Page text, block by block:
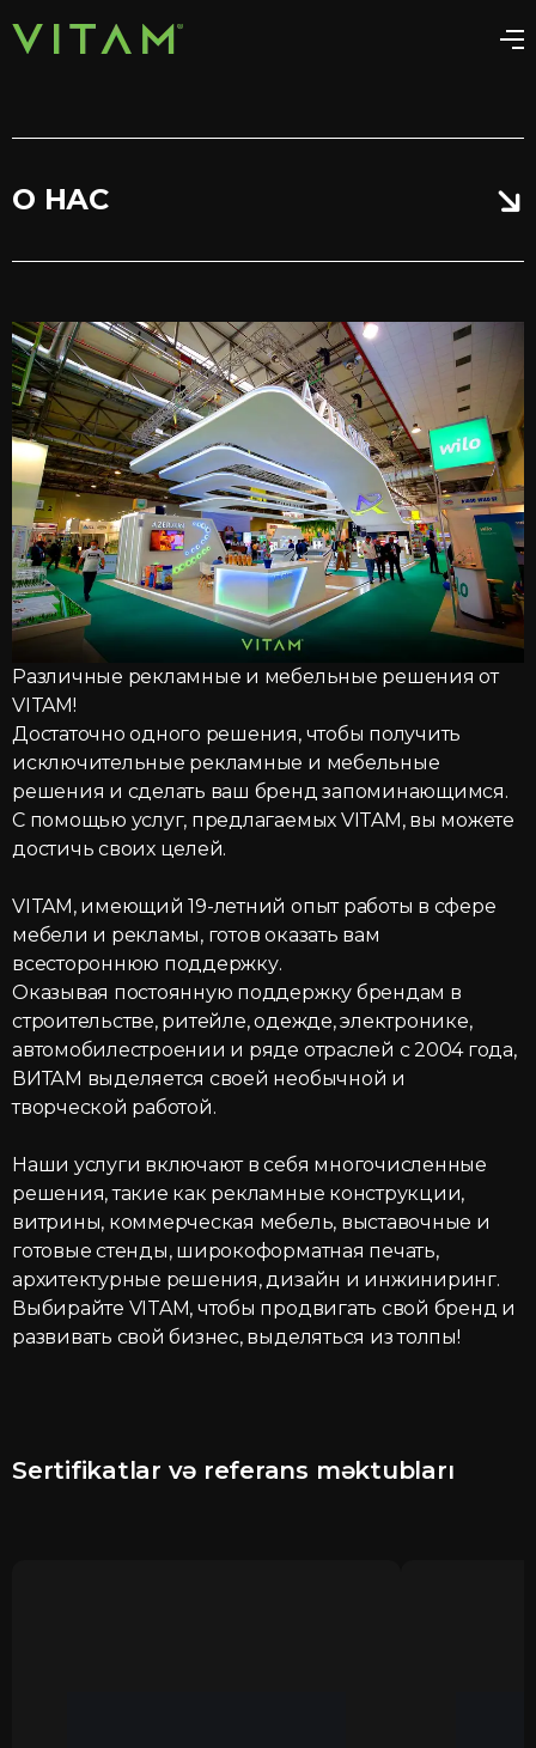
О НАС
Различные рекламные и мебельные решения от
VITAM!
Достаточно одного решения, чтобы получить
исключительные рекламные и мебельные
решения и сделать ваш бренд запоминающимся.
C помощью услуг, предлагаемых VITAM, вы можете
достичь своих целей.
VITAM, имеющий 19-летний опыт работы в сфере
мебели и рекламы, готов оказать вам
всестороннюю поддержку.
Оказывая постоянную поддержку брендам в
строительстве, ритейле, одежде, электронике,
автомобилестроении и ряде отраслей с 2004 года,
ВИТАМ выделяется своей необычной и
творческой работой.
Наши услуги включают в себя многочисленные
решения, такие как рекламные конструкции,
витрины, коммерческая мебель, выставочные и
готовые стенды, широкоформатная печать,
архитектурные решения, дизайн и инжиниринг.
Выбирайте VITAM, чтобы продвигать свой бренд и
развивать свой бизнес, выделяться из толпы!
Sertifikatlar və referans məktubları